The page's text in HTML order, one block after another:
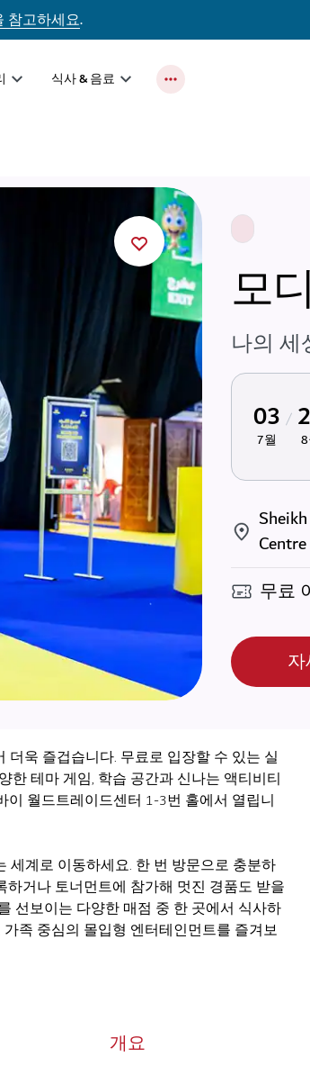
참고하세요.
식사 & 음료
모
나의 세
03
7월
Centre
무료
더욱 즐겁습니다. 무료로 입장할 수 있는 실
테마 게임, 학습 공간과 신나는 액티비티
월드트레이드센터 1-3번 홀에서 열립니
세계로 이동하세요. 한 번 방문으로 충분하
거나 토너먼트에 참가해 멋진 경품도 받을
선보이는 다양한 매점 중 한 곳에서 식사하
족 중심의 몰입형 엔터테인먼트를 즐겨보
개요